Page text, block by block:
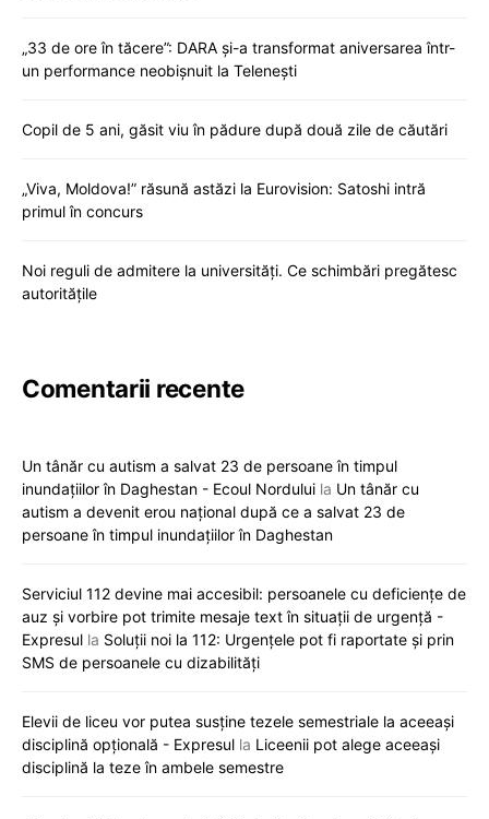
„33 de ore în tăcere”: DARA și-a transformat aniversarea într-
un performance neobișnuit la Telenești
Copil de 5 ani, găsit viu în pădure după două zile de căutări
„Viva, Moldova!” răsună astăzi la Eurovision: Satoshi intră
primul în concurs
Noi reguli de admitere la universități. Ce schimbări pregătesc
autoritățile
Comentarii recente
Un tânăr cu autism a salvat 23 de persoane în timpul
inundațiilor în Daghestan - Ecoul Nordului la Un tânăr cu
autism a devenit erou național după ce a salvat 23 de
persoane în timpul inundațiilor în Daghestan
Serviciul 112 devine mai accesibil: persoanele cu deficiențe de
auz și vorbire pot trimite mesaje text în situații de urgență -
Expresul la Soluții noi la 112: Urgențele pot fi raportate și prin
SMS de persoanele cu dizabilități
Elevii de liceu vor putea susține tezele semestriale la aceeași
disciplină opțională - Expresul la Liceenii pot alege aceeași
disciplină la teze în ambele semestre